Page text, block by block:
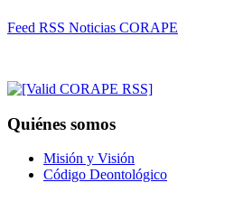
Feed RSS Noticias CORAPE
Quiénes somos
Misión y Visión
Código Deontológico